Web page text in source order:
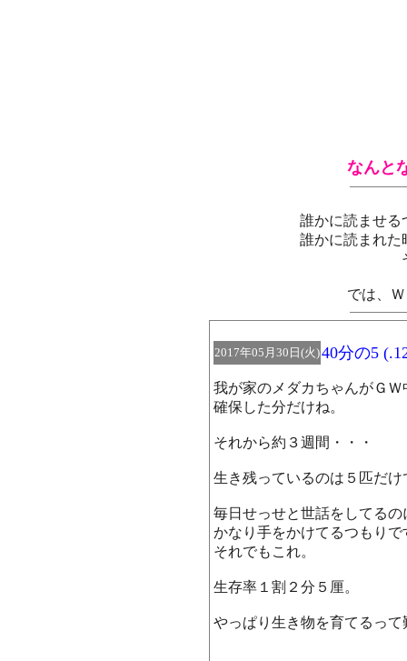
なんと
誰かに読ませる
誰かに読まれた
では、
2017年05月30日(火)40分の5
我が家のメダカちゃんがＧ
確保した分だけね。
それから約３週間・・・
生き残っているのは５匹だけ
毎日せっせと世話をしてるの
かなり手をかけてるつもりで
それでもこれ。
生存率１割２分５厘。
やっぱり生き物を育てるっ